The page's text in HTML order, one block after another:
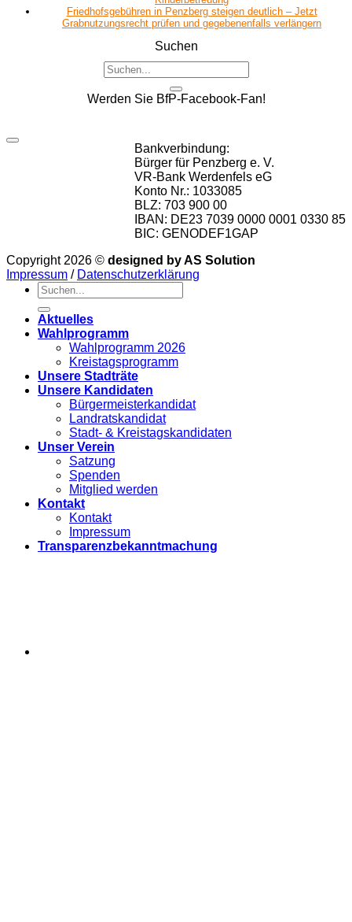
Friedhofsgebühren in Penzberg steigen deutlich – Jetzt
Grabnutzungsrecht prüfen und gegebenenfalls verlängern
Suchen
Werden Sie BfP-Facebook-Fan!
Bankverbindung:
Bürger für Penzberg e. V.
VR-Bank Werdenfels eG
Konto Nr.: 1033085
BLZ: 703 900 00
IBAN: DE23 7039 0000 0001 0330 85
BIC: GENODEF1GAP
Copyright 2026 © designed by AS Solution
Impressum / Datenschutzerklärung
Aktuelles
Wahlprogramm
Wahlprogramm 2026
Kreistagsprogramm
Unsere Stadträte
Unsere Kandidaten
Bürgermeisterkandidat
Landratskandidat
Stadt- & Kreistagskandidaten
Unser Verein
Satzung
Spenden
Mitglied werden
Kontakt
Kontakt
Impressum
Transparenzbekanntmachung